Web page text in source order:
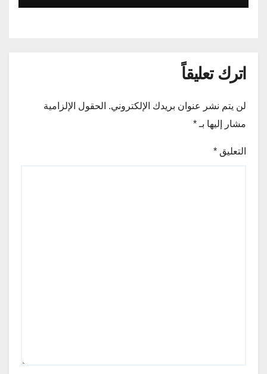
اترك تعليقاً
لن يتم نشر عنوان بريدك الإلكتروني. الحقول الإلزامية
مشار إليها بـ *
التعليق *